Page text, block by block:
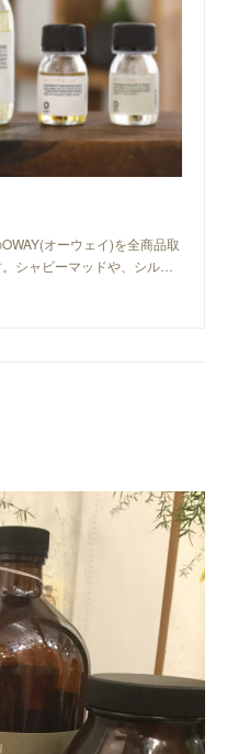
オーウェイ)を全商品取
シャビーマッドや、シル…